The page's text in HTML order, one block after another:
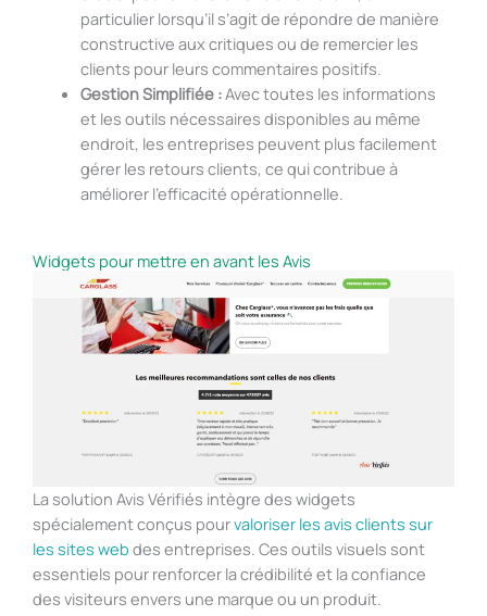
particulier lorsqu’il s’agit de répondre de manière
constructive aux critiques ou de remercier les
clients pour leurs commentaires positifs.
Gestion Simplifiée :Avec toutes les informations
et les outils nécessaires disponibles au même
endroit, les entreprises peuvent plus facilement
gérer les retours clients, ce qui contribue à
améliorer l’efficacité opérationnelle.
Widgets pour mettre en avant les Avis
La solution Avis Vérifiés intègre des widgets
spécialement conçus pourvaloriser les avis clients sur
les sites web des entreprises. Ces outils visuels sont
essentiels pour renforcer la crédibilité et la confiance
des visiteurs envers une marque ou un produit.